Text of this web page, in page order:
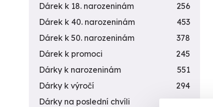
Dárek k 18. narozeninám
256
Dárek k 40. narozeninám
453
Dárek k 50. narozeninám
378
Dárek k promoci
245
Dárky k narozeninám
551
Dárky k výročí
294
Dárky na poslední chvíli
450